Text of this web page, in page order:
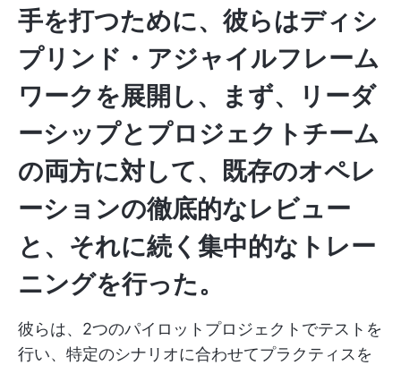
手を打つために、彼らはディシ
プリンド・アジャイルフレーム
ワークを展開し、まず、リーダ
ーシップとプロジェクトチーム
の両方に対して、 既存のオペレ
ーションの徹底的なレビュー
と、それに続く集中的なトレー
ニングを行った。
彼らは、2つのパイロットプロジェクトでテストを
行い、特定のシナリオに合わせてプラクティスを